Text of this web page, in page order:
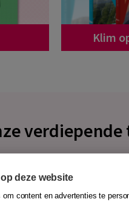
Klim
deze website
content en advertenties te